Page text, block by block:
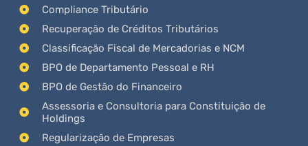
Compliance Tributário
Recuperação de Créditos Tributários
Classificação Fiscal de Mercadorias e NCM
BPO de Departamento Pessoal e RH
BPO de Gestão do Financeiro
Assessoria e Consultoria para Constituição de
Holdings
Regularização de Empresas